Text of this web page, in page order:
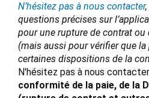
N’hésitez pas à nous contacter
questions précises sur
pour une rupture de contrat ou
(mais aussi pour vérifier que
certaines dispositions de la
N'hésitez pas à nous
conformité de la paie, de la